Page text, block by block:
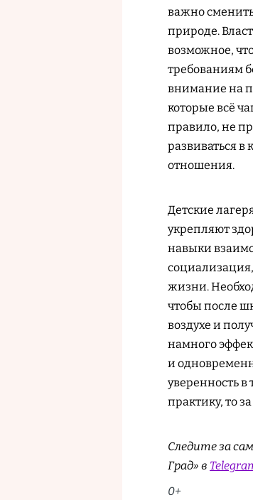
важно сменить
природе.
возможное,
требованиям
внимание на
которые всё
правило, не
развиваться в
отношения.
Детские
укрепляют
навыки
жизни.
чтобы после
воздухе и
намного
и
уверенность в
практику, то
Следите за
Град» в
0+